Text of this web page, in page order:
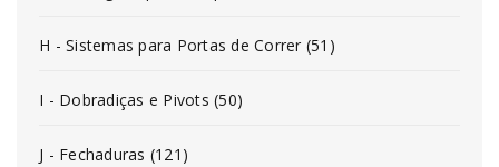
H - Sistemas para Portas de Correr (51)
I - Dobradiças e Pivots (50)
J - Fechaduras (121)